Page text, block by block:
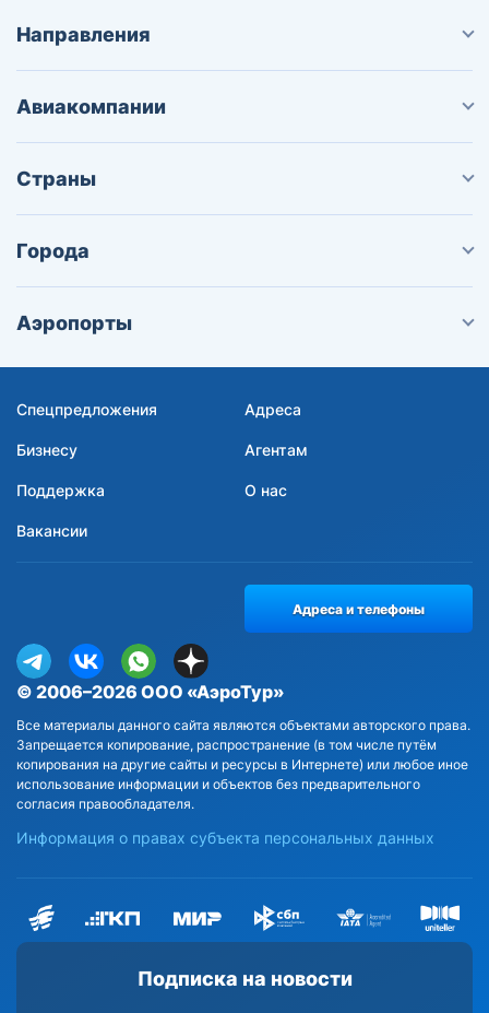
Направления
Авиакомпании
Страны
Города
Аэропорты
Спецпредложения Адреса
Бизнесу Агентам
Поддержка О нас
Вакансии
Подписка на новости
© 2006–2026 ООО «АэроТур»
Все материалы данного сайта являются объектами авторского права.
Запрещается копирование, распространение (в том числе путём
копирования на другие сайты и ресурсы в Интернете) или любое иное
использование информации и объектов без предварительного
согласия правообладателя.
Информация о правах субъекта персональных данных
Адреса и телефоны